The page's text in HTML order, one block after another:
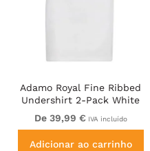
Adamo Royal Fine Ribbed
Undershirt 2-Pack White
De 39,99 € IVA incluído
Adicionar ao carrinho